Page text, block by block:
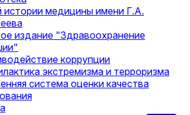
истории медицины имени Г.А.
издание "Здравоохранение
коррупции
экстремизма и терроризма
система оценки качества